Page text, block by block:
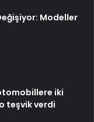
Modeller
iki
teşvik verdi